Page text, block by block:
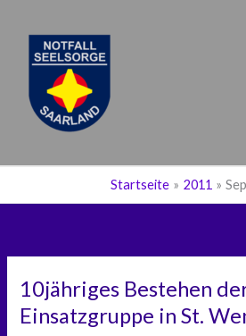
springen
Startseite 2011
10jähriges Bestehen
Einsatzgruppe in St.